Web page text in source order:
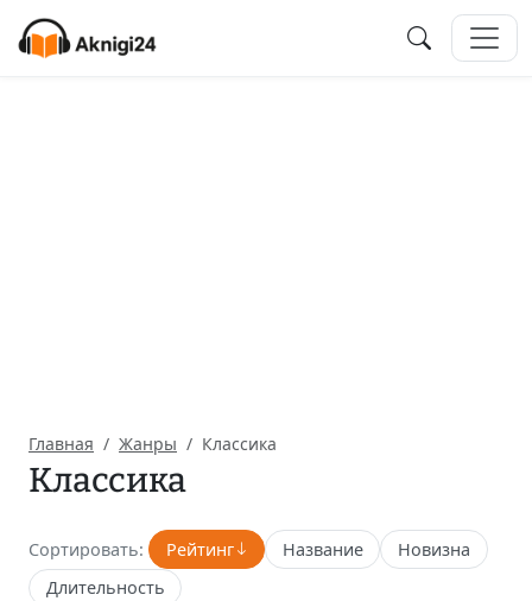
Главная Жанры Классика
Классика
Сортировать: Рейтинг Название
Новизна
Длительность